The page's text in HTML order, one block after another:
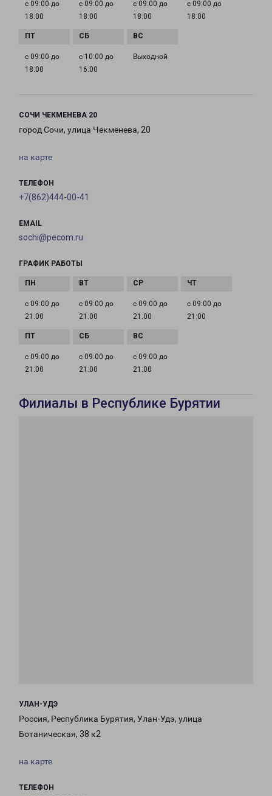
с 09:00 до
18:00
с 09:00 до
18:00
с 09:00 до
18:00
с 09:00 до
18:00
с 09:00 до
18:00
с 10:00 до
16:00
Выходной
СОЧИ ЧЕКМЕНЕВА 20
город Сочи, улица Чекменева, 20
на карте
ТЕЛЕФОН
+7(862)444-00-41
EMAIL
sochi@pecom.ru
ГРАФИК РАБОТЫ
с 09:00 до
21:00
с 09:00 до
21:00
с 09:00 до
21:00
с 09:00 до
21:00
с 09:00 до
21:00
с 09:00 до
21:00
с 09:00 до
21:00
Филиалы в Республике Бурятии
УЛАН-УДЭ
Россия, Республика Бурятия, Улан-Удэ, улица
Ботаническая, 38 к2
на карте
ТЕЛЕФОН